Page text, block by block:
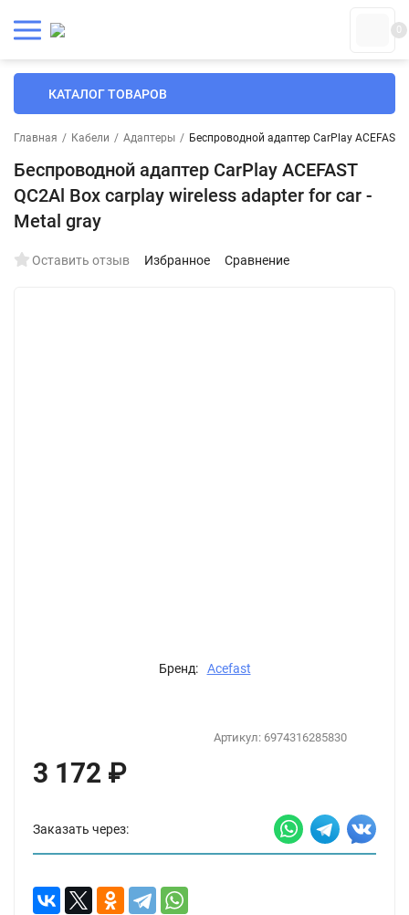
0
КАТАЛОГ ТОВАРОВ
Главная / Кабели / Адаптеры / Беспроводной адаптер CarPlay
Беспроводной адаптер CarPlay ACEFAST
QC2Al Box carplay wireless adapter for car -
Metal gray
Оставить отзыв Избранное Сравнение
Бренд: Acefast
Артикул: 6974316285830
3 172 ₽
Заказать через: